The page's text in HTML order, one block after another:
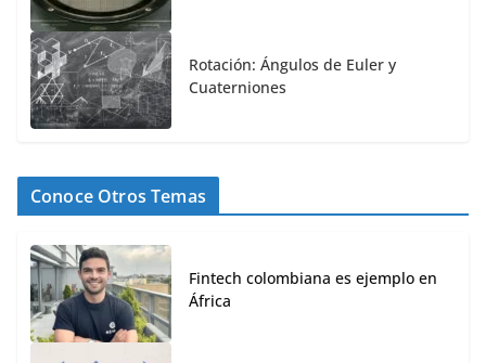
Rotación: Ángulos de Euler y
Cuaterniones
Conoce Otros Temas
Fintech colombiana es ejemplo en
África